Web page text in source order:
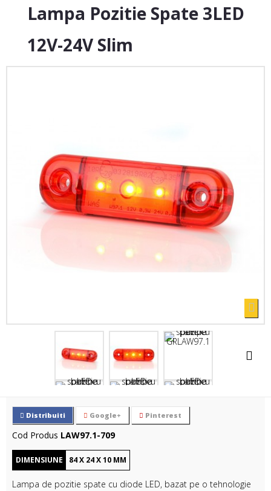
Lampa Pozitie Spate 3LED
12V-24V Slim
Distribuiti Google+ Pinterest
Cod Produs LAW97.1-709
DIMENSIUNE 84X 24X10 MM
Lampa de pozitie spate cu diode LED, bazat pe o tehnologie